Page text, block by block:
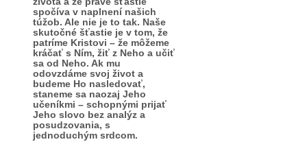
spočíva v naplnení našich
túžob. Ale nie je to tak. Naše
skutočné šťastie je v tom, že
patríme Kristovi – že môžeme
kráčať s Ním, žiť z Neho a učiť
sa od Neho. Ak mu
odovzdáme svoj život a
budeme Ho nasledovať,
staneme sa naozaj Jeho
učeníkmi – schopnými prijať
Jeho slovo bez analýz a
posudzovania, s
jednoduchým srdcom.